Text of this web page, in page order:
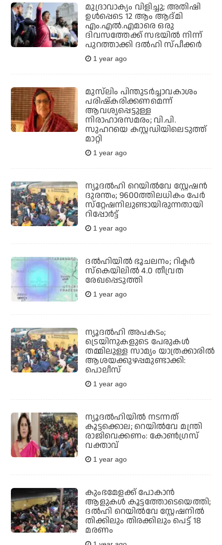
മുദ്രാവാക്യം വിളിച്ചു; അതിഷി
ഉൾപ്പെടെ 12 ആം ആദ്മി
എം.എൽ.എമാരെ ഒരു
ദിവസത്തേക്ക് സഭയിൽ നിന്ന്
പുറത്താക്കി ദൽഹി സ്പീക്കർ
1 year ago
മുസ്‌ലിം പിന്തുടര്‍ച്ചാവകാശം
പരിഷ്‌കരിക്കണമെന്ന്
ആവശ്യപ്പെട്ടുള്ള
നിരാഹാരസമരം; വി.പി.
സുഹറയെ കസ്റ്റഡിയിലെടുത്ത്
മാറ്റി
1 year ago
ന്യൂദല്‍ഹി റെയില്‍വേ സ്റ്റേഷന്‍
ദുരന്തം; 9600ത്തിലധികം പേര്‍
സ്‌റ്റേഷനിലുണ്ടായിരുന്നതായി
റിപ്പോര്‍ട്ട്
1 year ago
ദല്‍ഹിയില്‍ ഭൂചലനം; റിക്ടര്‍
സ്‌കെയിലില്‍ 4.0 തീവ്രത
രേഖപ്പെടുത്തി
1 year ago
ന്യൂദല്‍ഹി അപകടം;
ട്രെയിനുകളുടെ പേരുകള്‍
തമ്മിലുള്ള സാമ്യം യാത്രക്കാരില്‍
ആശയക്കുഴപ്പമുണ്ടാക്കി:
പൊലീസ്
1 year ago
ന്യൂദല്‍ഹിയില്‍ നടന്നത്
കൂട്ടക്കൊല; റെയില്‍വേ മന്ത്രി
രാജിവെക്കണം: കോണ്‍ഗ്രസ്
വക്താവ്
1 year ago
കുംഭമേളക്ക് പോകാൻ
ആളുകൾ കൂട്ടത്തോടെയെത്തി;
ദൽഹി റെയിൽവേ സ്റ്റേഷനിൽ
തിക്കിലും തിരക്കിലും പെട്ട് 18
മരണം